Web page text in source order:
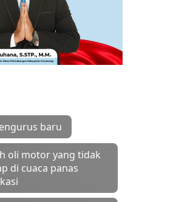
baru
oli motor yang tidak
di cuaca panas